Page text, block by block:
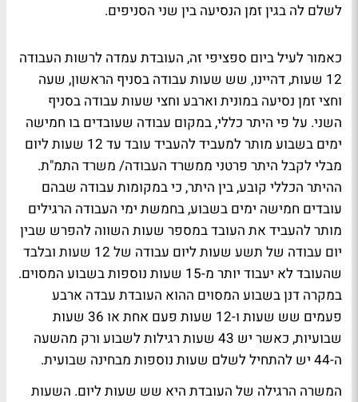
לשלם לה בגין זמן הנסיעה בין שני הסניפים.
כאמור לעיל ביום ספציפי זה, העובדת עמדה לרשות העבודה
12 שעות, דהיינו, שש שעות עבודה בסניף הראשון, שעה
וחצי זמן נסיעה במונית וארבע וחצי שעות עבודה בסניף
השני. על פי היתר כללי, במקום עבודה שעובדים בו חמישה
ימים בשבוע מותר למעביד להעביד עובד עד 12 שעות ליום
מבלי לקבל היתר פרטני ממשרד העבודה/ משרד התמ"ת.
ההיתר הכללי קובע, בין היתר, כי במקומות עבודה שבהם
עובדים חמישה ימים בשבוע, בחמשת ימי העבודה הרגילים
מותר להעביד את העובד במספר שעות השווה להפרש שבין
יום עבודה של תשע שעות ליום עבודה של 12 שעות ובלבד
שהעובד לא יעבוד יותר מ-15 שעות נוספות בשבוע המסוים.
במקרה דנן בשבוע המסוים ההוא העובדת עבדה ארבע
פעמים שש שעות ו-12 שעות פעם אחת או 36 שעות
שבועיות, כאשר יש 43 שעות רגילות לשבוע ורק מהשעה
ה-44 יש להתחיל לשלם שעות נוספות מבחינה שבועית.
המשרה הרגילה של העובדת היא שש שעות ליום. השעות